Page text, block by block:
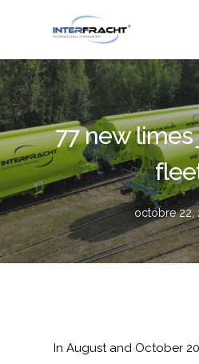
77 new
octobre 22,
In August and October